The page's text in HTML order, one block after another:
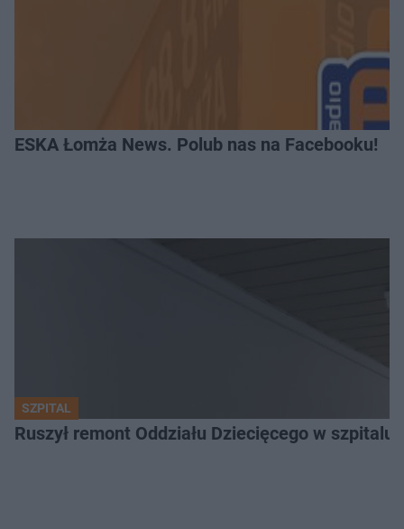
ESKA Łomża News. Polub nas na Facebooku!
SZPITAL
Ruszył remont Oddziału Dziecięcego w